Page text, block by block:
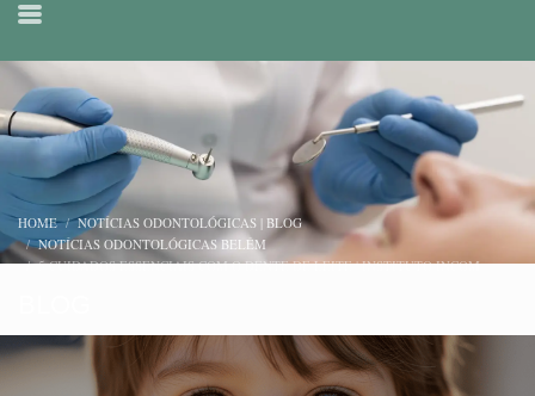
HOME
NOTÍCIAS ODONTOLÓGICAS | BLOG
NOTÍCIAS ODONTOLÓGICAS BELÉM
5 CUIDADOS ESSENCIAIS COM O DENTE DE LEITE | INSTITUTO INCOM